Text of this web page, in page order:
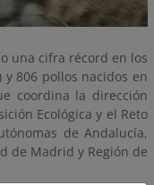
una cifra récord en los
806 pollos nacidos en
coordina la dirección
Ecológica y el Reto
de Andalucía,
de Madrid y Región de